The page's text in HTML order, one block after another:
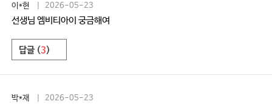
이*현 | 2026-05-23
선생님 엠비티아이 궁금해여
답글 (3)
박*재 | 2026-05-23